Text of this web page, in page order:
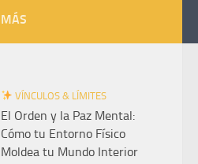
MÁS
VÍNCULOS & LÍMITES
El Orden y la Paz Mental:
Cómo tu Entorno Físico
Moldea tu Mundo Interior